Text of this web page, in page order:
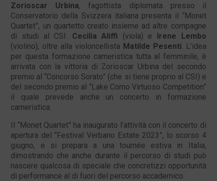
Zorioscar Urbina, fagottista diplomata presso il
Conservatorio della Svizzera italiana presenta il “Monet
Quartet”, un quartetto creato insieme ad altre compagne
di studi al CSI: Cecilia Aliffi (viola) e Irene Lembo
(violino), oltre alla violoncellista Matilde Pesenti . L’idea
per questa formazione cameristica tutta al femminile, è
arrivata con la vittoria di Zorioscar Urbina del secondo
premio al “Concorso Sorato” (che si tiene proprio al CSI) e
del secondo premio al “Lake Como Virtuoso Competition”
il quale prevede anche un concerto in formazione
cameristica.
Il “Monet Quartet” ha inaugurato l’attività con il concerto di
apertura del “Festival Verbano Estate 2023”, lo scorso 4
giugno, e si prepara a una tournée estiva in Italia,
dimostrando che anche durante il percorso di studi può
nascere qualcosa di speciale che concretizzi opportunità
di performance al di fuori del percorso accademico.